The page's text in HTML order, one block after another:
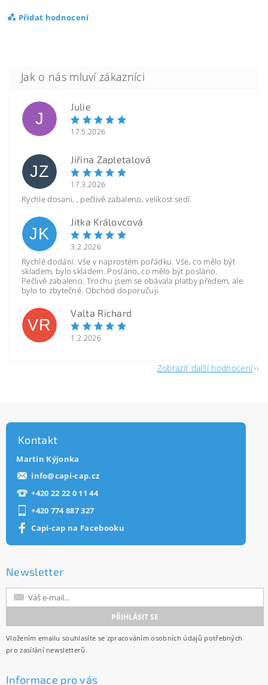
Přidat hodnocení
J
Julie
17.5.2026
JZ
Jiřina Zapletalová
17.3.2026
Rychle dosani, , pečlivě zabaleno, velikost sedí.
JK
Jitka Královcová
3.2.2026
Rychlé dodání. Vše v naprostém pořádku. Vše, co mělo být
skladem, bylo skladem. Posláno, co mělo být posláno.
Pečlivě zabaleno. Trochu jsem se obávala platby předem, ale
bylo to zbytečné. Obchod doporučuji.
VR
Valta Richard
1.2.2026
Zobrazit další hodnocení
Kontakt
Martin Kýjonka
info@capi-cap.cz
+420 22 22 0 11 44
+420 774 887 327
Capi-cap na Facebooku
Newsletter
Vložením emailu souhlasíte se zpracováním osobních údajů potřebných
pro zasílání newsletterů.
Informace pro vás